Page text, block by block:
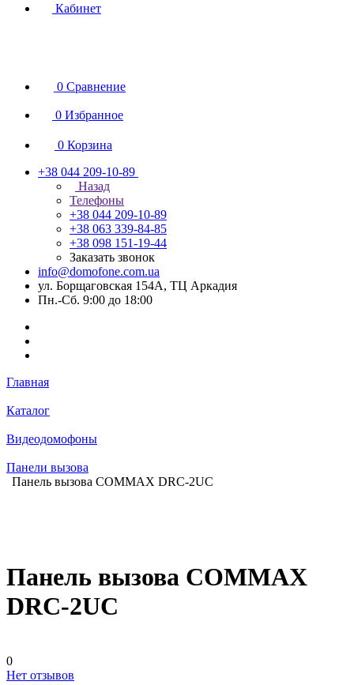
Кабинет
0 Сравнение
0 Избранное
0 Корзина
+38 044 209-10-89
Назад
Телефоны
+38 044 209-10-89
+38 063 339-84-85
+38 098 151-19-44
Заказать звонок
info@domofone.com.ua
ул. Борщаговская 154А, ТЦ Аркадия
Пн.-Сб. 9:00 до 18:00
Главная
Каталог
Видеодомофоны
Панели вызова
Панель вызова COMMAX DRC-2UC
Панель вызова COMMAX
DRC-2UC
0
Нет отзывов